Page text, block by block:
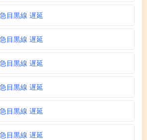
目黒線 遅延
目黒線 遅延
目黒線 遅延
目黒線 遅延
目黒線 遅延
目黒線 遅延